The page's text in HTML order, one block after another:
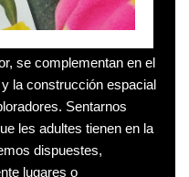
se complementan en el
la construcción espacial
Sentarnos
les adultes tienen en la
dispuestes,
lugares o